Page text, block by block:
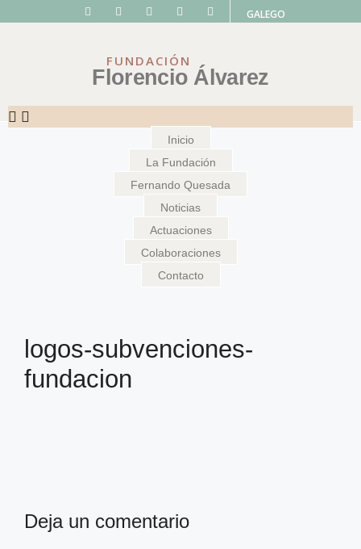
GALEGO
FUNDACIÓN
Florencio Álvarez
Inicio
La Fundación
Fernando Quesada
Noticias
Actuaciones
Colaboraciones
Contacto
logos-subvenciones-
fundacion
Deja un comentario